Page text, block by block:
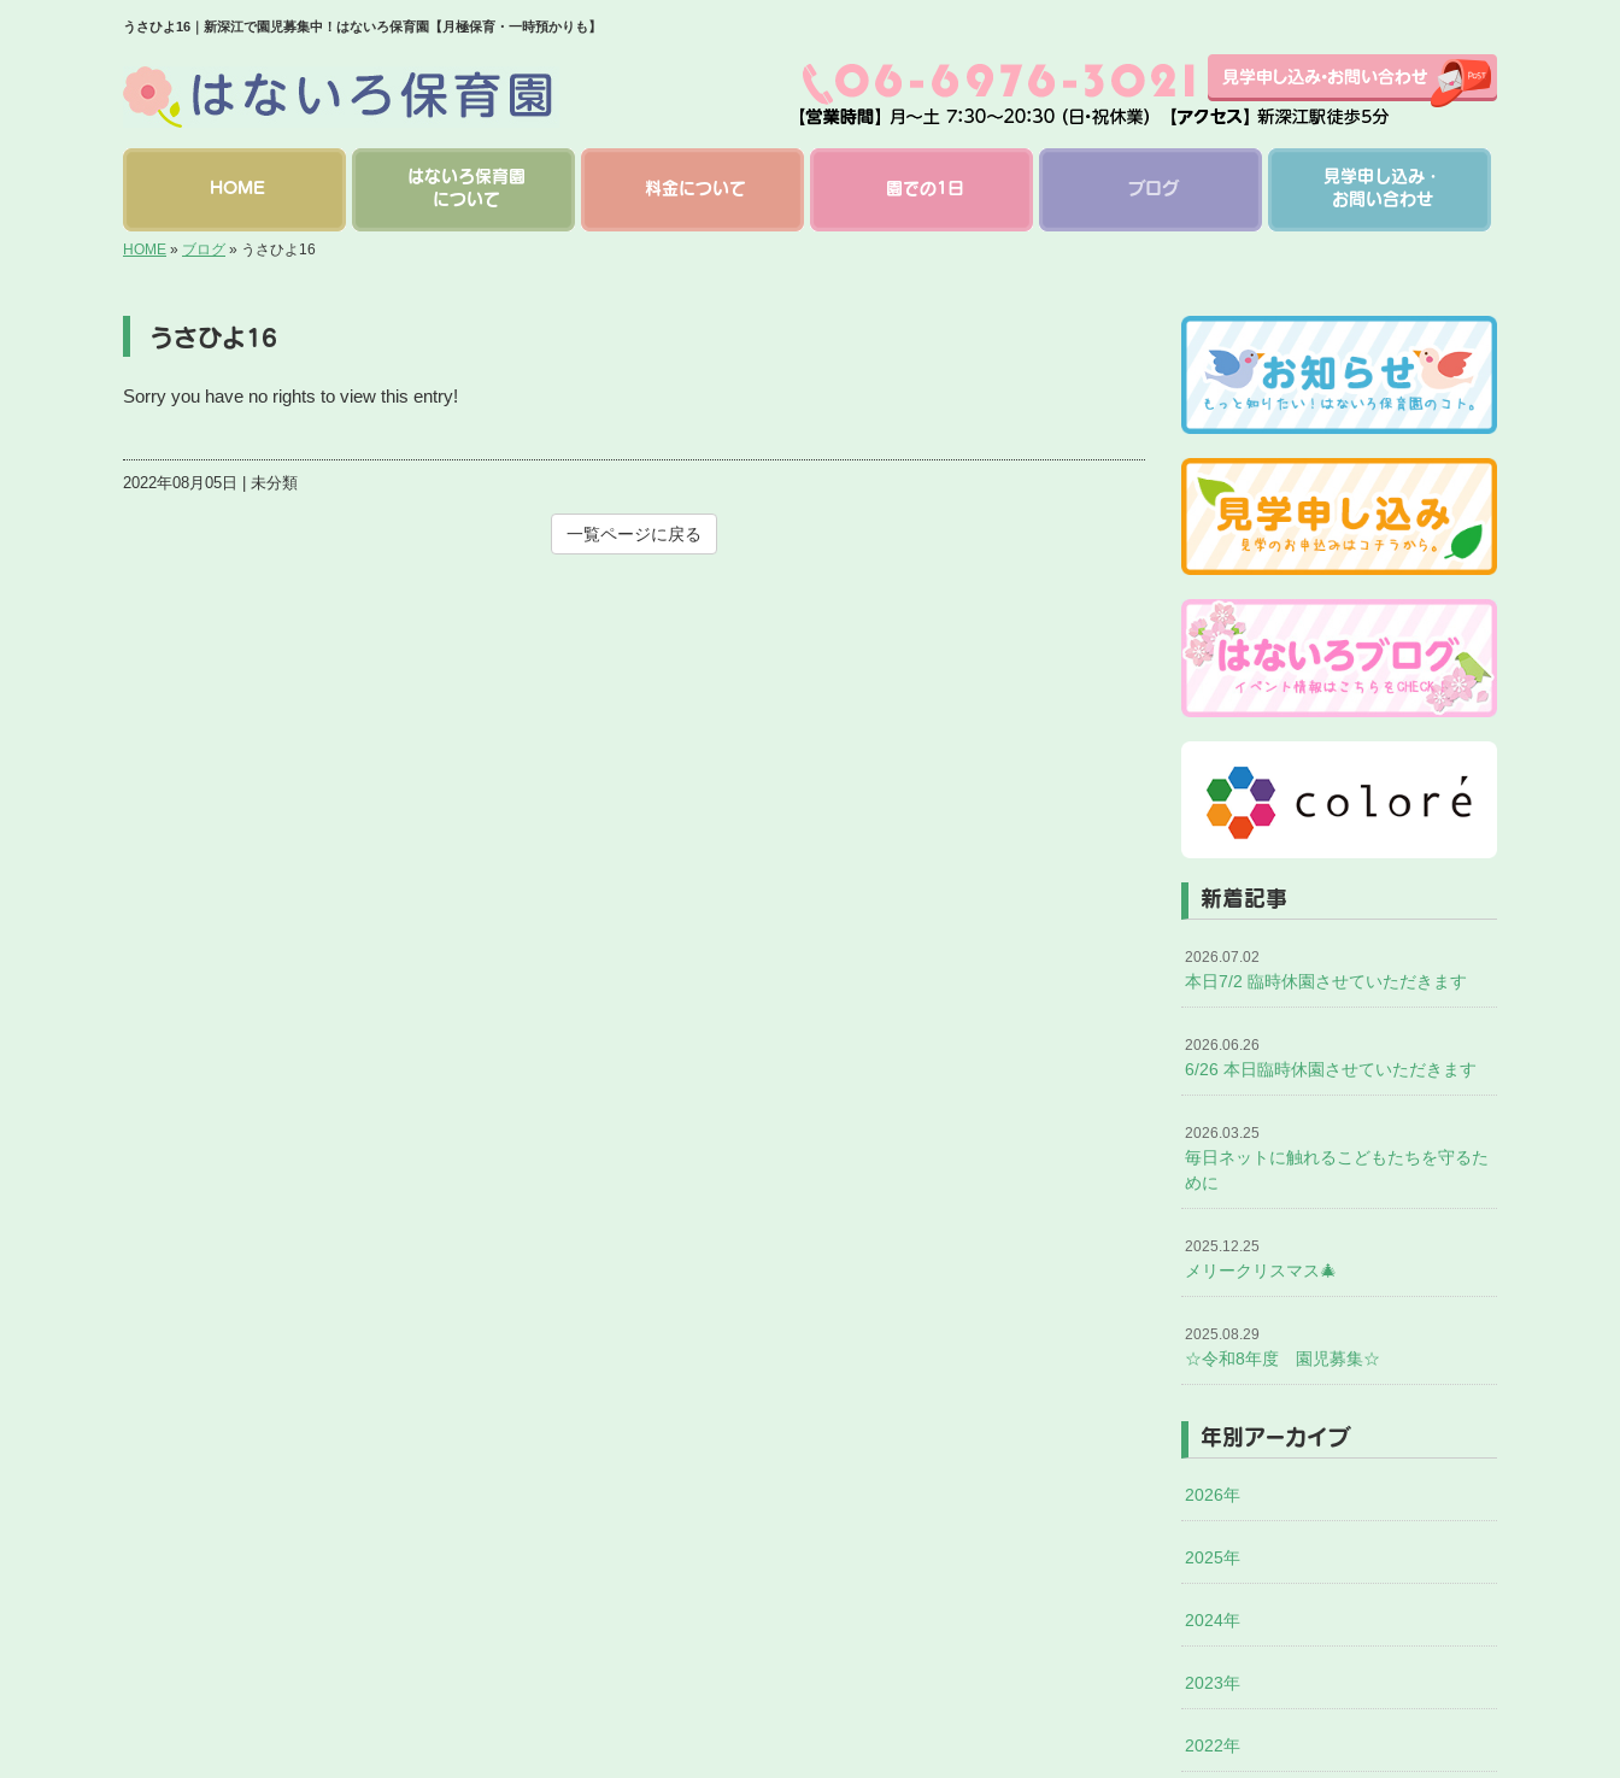
うさひよ16｜新深江で園児募集中！はないろ保育園【月極保育・一時預かりも】
HOME
はないろ保育園
について
料金について 園での1日 ブログ
見学申し込み・
お問い合わせ
HOME » ブログ » うさひよ16
うさひよ16
Sorry you have no rights to view this entry!
2022年08月05日 | 未分類
一覧ページに戻る
新着記事
2026.07.02
本日7/2 臨時休園させていただきます
2026.06.26
6/26 本日臨時休園させていただきます
2026.03.25
毎日ネットに触れるこどもたちを守るた
めに
2025.12.25
メリークリスマス🎄
2025.08.29
☆令和8年度 園児募集☆
年別アーカイブ
2026年
2025年
2024年
2023年
2022年